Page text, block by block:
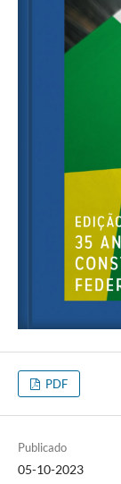
PDF
Publicado
05-10-2023